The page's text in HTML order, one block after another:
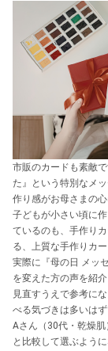
市販のカードも素敵
た』という特別なメ
作り感がお母さまの心
子どもが小さい頃に
ているのも、手作り
る、上質な手作りカ
実際に『母の日 メッ
を変えた方の声を紹
見直すうえで参考に
べる気づきは多いはず
Aさん（30代・乾燥
と比較して選ぶよう